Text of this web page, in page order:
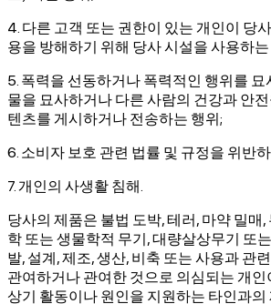
4. 다른 고객 또는 권한이 있는 개인이 당
용을 방해하기 위해 당사 시설을 사용하는
5. 폭력을 선동하거나 폭력적인 행위를
물을 묘사하거나 다른 사람의 건강과 안
텐츠를 게시하거나 전송하는 행위;
6. 소비자 보호 관련 법률 및 규정을 위반
7. 개인의 사생활 침해.
당사의 제품은 불법 도박, 테러, 마약 밀매,
학 또는 생물학적 무기, 대량살상무기 또
발, 설계, 제조, 생산, 비축 또는 사용과 관
관여하거나 관여한 것으로 의심되는 개인
상기 활동이나 원인을 지원하는 타인과의